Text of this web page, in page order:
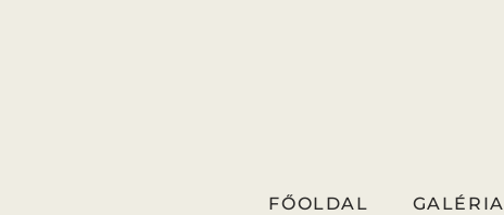
FŐOLDAL GALÉRIA